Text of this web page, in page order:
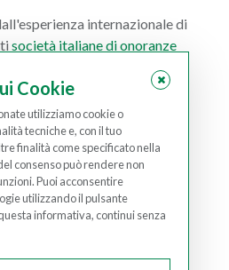
internazionale di
società italiane di onoranze
a tutta l'Italia tramite
funebre collegate alla
Funebre Italiano
di qualità e serietà.
anni in tutti i paesi europei
alla sua semplicità e
Cookie
utilizziamo cookie o
tecniche e, con il tuo
finalità come specificato nella
consenso può rendere non
Puoi acconsentire
utilizzando il pulsante
informativa, continui senza